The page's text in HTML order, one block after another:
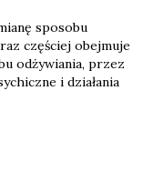
sposobu
częściej obejmuje
odżywiania, przez
i działania